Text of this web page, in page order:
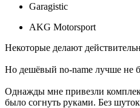
Garagistic
AKG Motorsport
Некоторые делают
Но дешёвый no-name лучше не
Однажды мне привезли
было согнуть руками. Без